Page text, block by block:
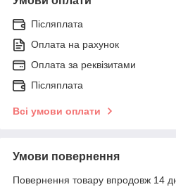
Післяплата
Оплата на рахунок
Оплата за реквізитами
Післяплата
Всі умови оплати
Умови повернення
Повернення товару впродовж 14